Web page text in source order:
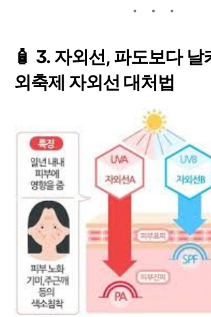
🧴 3. 자외선, 파도보다 날
외축제 자외선 대처법